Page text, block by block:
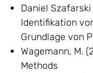
Daniel
Identifikation
Grundlage von
Wagemann, M.
Methods